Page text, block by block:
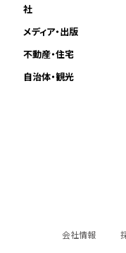
社
メディア・出版
不動産・住宅
自治体・観光
会社情報